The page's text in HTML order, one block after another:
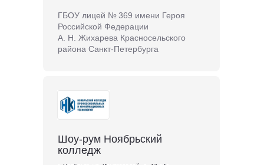
ГБОУ лицей № 369 имени Героя
Российской Федерации
А. Н. Жихарева Красносельского
района Санкт-Петербурга
Шоу-рум Ноябрьский
колледж